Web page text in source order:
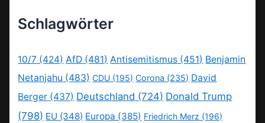
Schlagwörter
10/7 (424) AfD (481) Antisemitismus (451) Benjamin
Netanjahu (483) CDU (195) Corona (235) David
Berger (437) Deutschland (724) Donald Trump
(798) EU (348) Europa (385) Friedrich Merz (196)